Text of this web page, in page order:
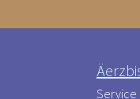
Service